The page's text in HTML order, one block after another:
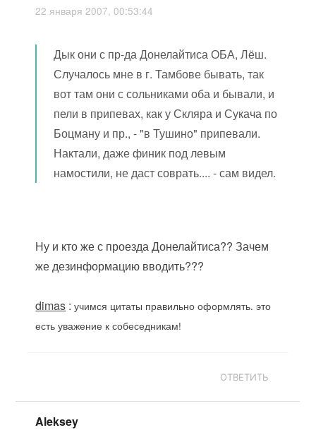
22 января 2007, 00:53:44
Дык они с пр-да Донелайтиса ОБА, Лёш.
Случалось мне в г. Тамбове бывать, так
вот там они с сольниками оба и бывали, и
пели в припевах, как у Скляра и Сукача по
Боцману и пр., - "в Тушино" припевали.
Нактали, даже финик под левым
намостили, не даст соврать.... - сам видел.
Ну и кто же с проезда Донелайтиса?? Зачем
же дезинформацию вводить???
dimas :учимся цитаты правильно оформлять. это
есть уважение к собеседникам!
ОТВЕТИТЬ
Aleksey